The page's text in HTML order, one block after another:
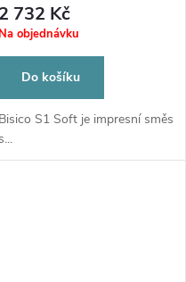
2 732 Kč
Na objednávku
Do košíku
Bisico S1 Soft je impresní směs
s...